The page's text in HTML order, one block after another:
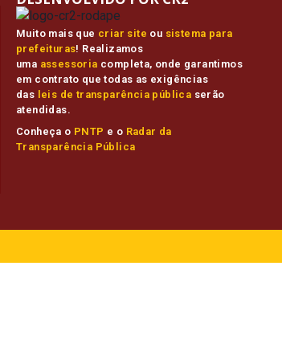
Muito mais que criar site ou sistema para
prefeituras! Realizamos
uma assessoria completa, onde garantimos
em contrato que todas as exigências
das leis de transparência pública serão
atendidas.
Conheça o PNTP e o Radar da
Transparência Pública